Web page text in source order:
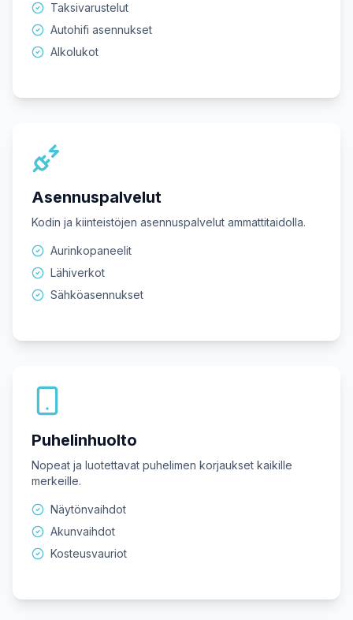
Taksivarustelut
Autohifi asennukset
Alkolukot
Asennuspalvelut
Kodin ja kiinteistöjen asennuspalvelut ammattitaidolla.
Aurinkopaneelit
Lähiverkot
Sähköasennukset
Puhelinhuolto
Nopeat ja luotettavat puhelimen korjaukset kaikille
merkeille.
Näytönvaihdot
Akunvaihdot
Kosteusvauriot